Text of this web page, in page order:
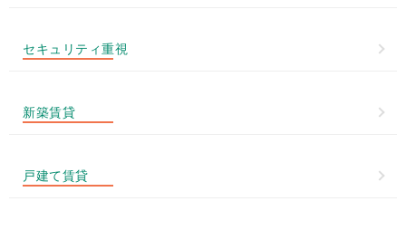
セキュリティ重視
新築賃貸
戸建て賃貸